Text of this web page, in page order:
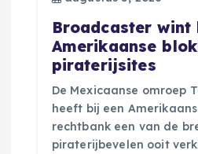
Broadcaster wint
Amerikaanse
piraterijsites
De Mexicaanse omroep
heeft bij een
rechtbank een van de
piraterijbevelen ooit